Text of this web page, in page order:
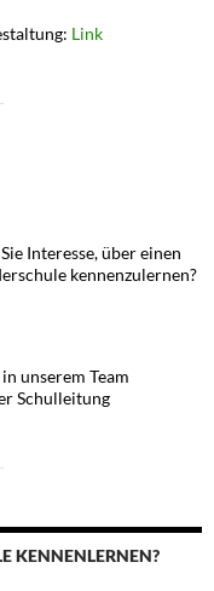
Link
Interesse, über einen
kennenzulernen?
unserem Team
Schulleitung
KENNENLERNEN?